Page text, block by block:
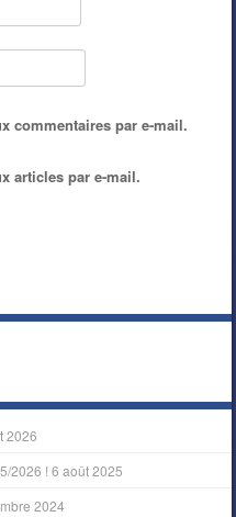
commentaires par e-mail.
articles par e-mail.
2026
2026 ! 6 août 2025
2024